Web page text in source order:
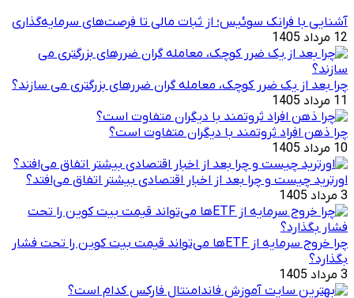
آشنایی با فرانک سوئیس؛ از ثبات مالی تا فرصت‌های سرمایه‌گذاری
12 مرداد 1405
چرا بعد از یک ضرر کوچک، معامله‌ گران ضررهای بزرگتری می ‌سازند؟
11 مرداد 1405
چرا ذهن افراد ثروتمند با دیگران متفاوت است؟
10 مرداد 1405
اورترید چیست و چرا بعد از اخبار اقتصادی بیشتر اتفاق می‌افتد؟
3 مرداد 1405
چرا خروج سرمایه از ETFها می‌تواند قیمت بیت‌ کوین را تحت فشار
بگذارد؟
3 مرداد 1405